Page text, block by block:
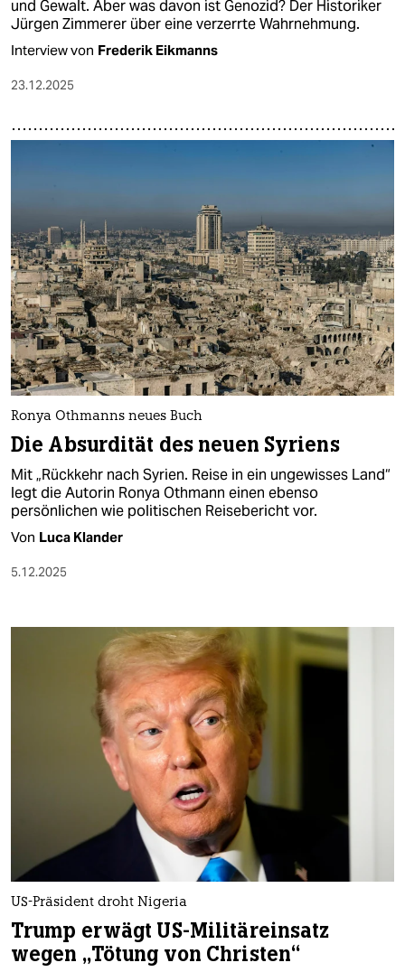
und Gewalt. Aber was davon ist Genozid? Der Historiker
Jürgen Zimmerer über eine verzerrte Wahrnehmung.
Interview von Frederik Eikmanns
23.12.2025
Ronya Othmanns neues Buch
Die Absurdität des neuen Syriens
Mit „Rückkehr nach Syrien. Reise in ein ungewisses Land“
legt die Autorin Ronya Othmann einen ebenso
persönlichen wie politischen Reisebericht vor.
Von Luca Klander
5.12.2025
US-Präsident droht Nigeria
Trump erwägt US-Militäreinsatz
wegen „Tötung von Christen“